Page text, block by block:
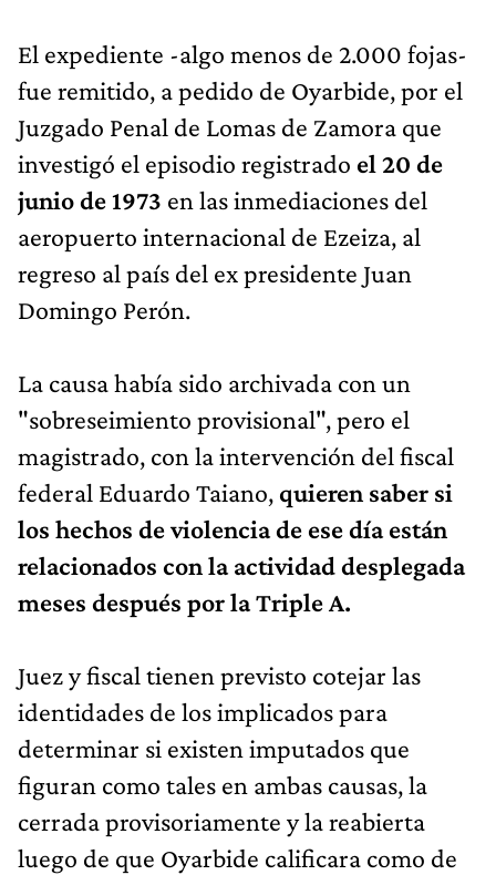
El expediente -algo menos de 2.000 fojas-
fue remitido, a pedido de Oyarbide, por el
Juzgado Penal de Lomas de Zamora que
investigó el episodio registrado el 20 de
junio de 1973 en las inmediaciones del
aeropuerto internacional de Ezeiza, al
regreso al país del ex presidente Juan
Domingo Perón.
La causa había sido archivada con un
"sobreseimiento provisional", pero el
magistrado, con la intervención del fiscal
federal Eduardo Taiano, quieren saber si
los hechos de violencia de ese día están
relacionados con la actividad desplegada
meses después por la Triple A.
Juez y fiscal tienen previsto cotejar las
identidades de los implicados para
determinar si existen imputados que
figuran como tales en ambas causas, la
cerrada provisoriamente y la reabierta
luego de que Oyarbide calificara como de